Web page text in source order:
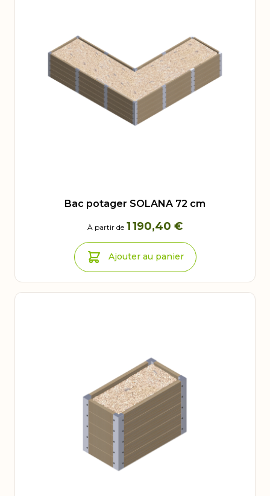
Bac potager SOLANA 72 cm
À partir de 1 190,40 €
Ajouter au panier